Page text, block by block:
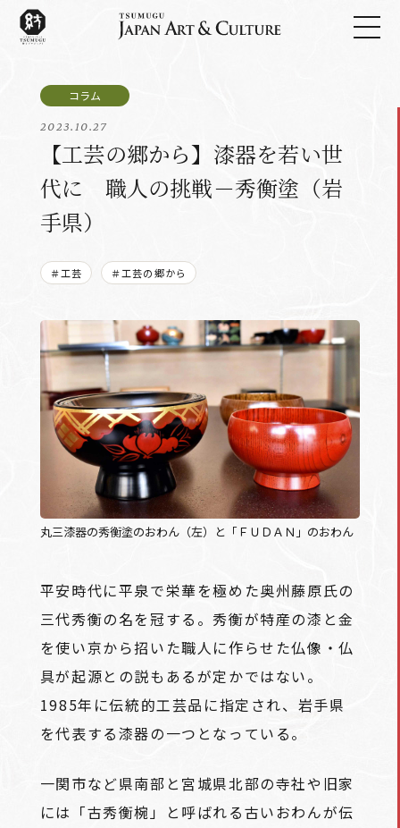
2023.10.27
【工芸の郷から】漆器を若い世
代に 職人の挑戦－秀衡塗（岩
手県）
＃工芸 ＃工芸の郷から
丸三漆器の秀衡塗のおわん（左）と「ＦＵＤＡＮ」のおわん
平安時代に平泉で栄華を極めた奥州藤原氏の
三代秀衡の名を冠する。秀衡が特産の漆と金
を使い京から招いた職人に作らせた仏像・仏
具が起源との説もあるが定かではない。
1985年に伝統的工芸品に指定され、岩手県
を代表する漆器の一つとなっている。
一関市など県南部と宮城県北部の寺社や旧家
には「古秀衡椀」と呼ばれる古いおわんが伝